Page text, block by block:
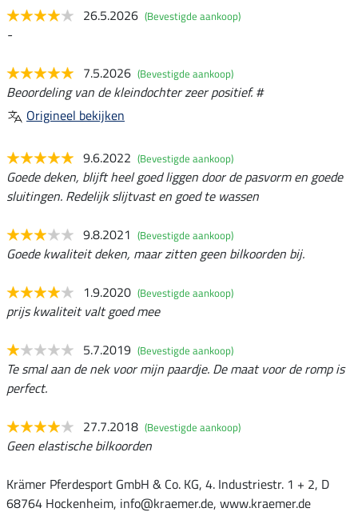
26.5.2026 (Bevestigde aankoop)
-
7.5.2026 (Bevestigde aankoop)
Beoordeling van de kleindochter zeer positief. #
Origineel bekijken
9.6.2022 (Bevestigde aankoop)
Goede deken, blijft heel goed liggen door de pasvorm en goede
sluitingen. Redelijk slijtvast en goed te wassen
9.8.2021 (Bevestigde aankoop)
Goede kwaliteit deken, maar zitten geen bilkoorden bij.
1.9.2020 (Bevestigde aankoop)
prijs kwaliteit valt goed mee
5.7.2019 (Bevestigde aankoop)
Te smal aan de nek voor mijn paardje. De maat voor de romp is
perfect.
27.7.2018 (Bevestigde aankoop)
Geen elastische bilkoorden
Krämer Pferdesport GmbH & Co. KG, 4. Industriestr. 1 + 2, D
68764 Hockenheim, info@kraemer.de, www.kraemer.de